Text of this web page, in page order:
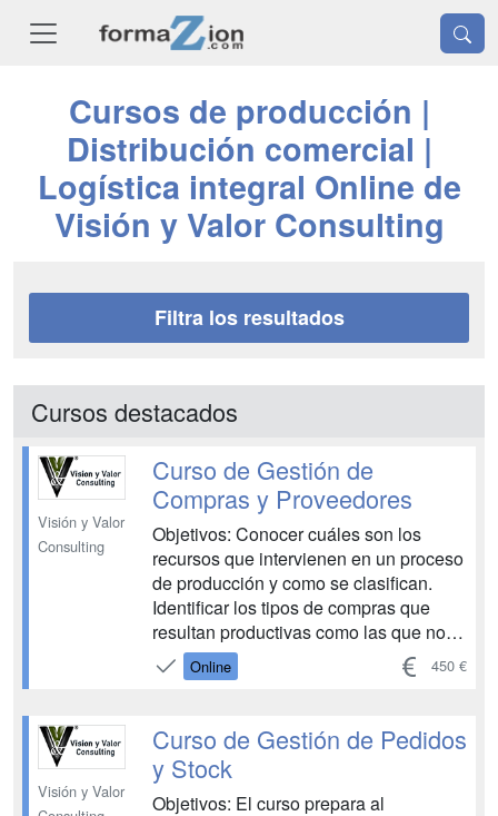
Cursos de producción |
Distribución comercial |
Logística integral Online de
Visión y Valor Consulting
Filtra los resultados
Cursos destacados
Visión y Valor
Consulting
Curso de Gestión de
Compras y Proveedores
Objetivos: Conocer cuáles son los
recursos que intervienen en un proceso
de producción y como se clasifican.
Identificar los tipos de compras que
resultan productivas como las que no lo
son. Aprender cómo se planifica la
producción y las compras, así como la
diferentes necesidades y
requerimientos necesarios para la ges...
Online 450 €
Visión y Valor
Curso de Gestión de Pedidos
y Stock
Objetivos: El curso prepara al